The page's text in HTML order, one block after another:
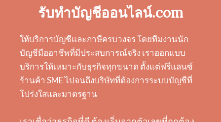
รับทำบัญชีออนไลน์.com
ให้บริการบัญชีและภาษีครบวงจร โดยทีมงานนัก
บัญชีมืออาชีพที่มีประสบการณ์จริง เราออกแบบ
บริการให้เหมาะกับธุรกิจทุกขนาด ตั้งแต่ฟรีแลนซ์
ร้านค้า SME ไปจนถึงบริษัทที่ต้องการระบบบัญชีที่
โปร่งใสและมาตรฐาน